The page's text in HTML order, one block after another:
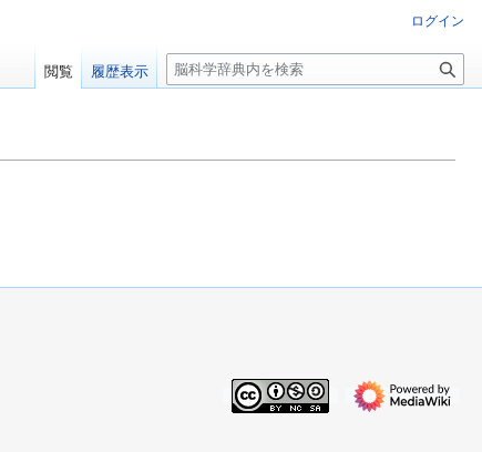
ログイン
閲覧 履歴表示
検
索